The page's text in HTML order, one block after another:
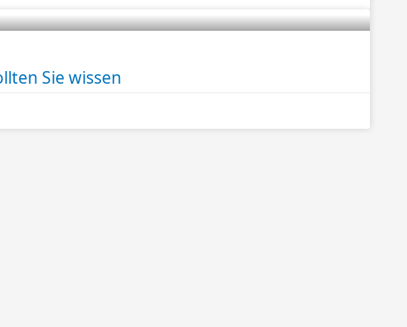
Sie wissen